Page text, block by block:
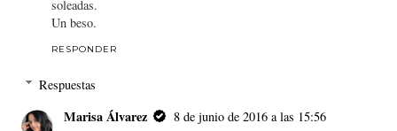
soleadas.
Un beso.
RESPONDER
Respuestas
Marisa Álvarez
8 de junio de 2016 a las 15:56